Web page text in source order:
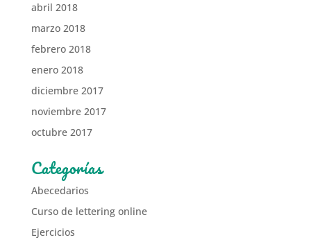
abril 2018
marzo 2018
febrero 2018
enero 2018
diciembre 2017
noviembre 2017
octubre 2017
Categorías
Abecedarios
Curso de lettering online
Ejercicios